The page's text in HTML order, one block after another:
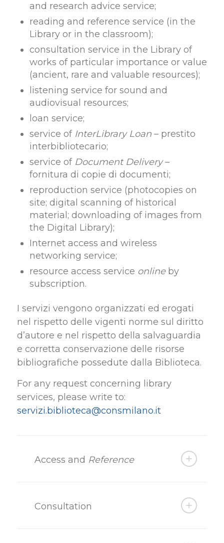
and research advice service;
reading and reference service (in the
Library or in the classroom);
consultation service in the Library of
works of particular importance or value
(ancient, rare and valuable resources);
listening service for sound and
audiovisual resources;
loan service;
service of InterLibrary Loan – prestito
interbibliotecario;
service of Document Delivery–
fornitura di copie di documenti;
reproduction service (photocopies on
site; digital scanning of historical
material; downloading of images from
the Digital Library);
Internet access and wireless
networking service;
resource access service online by
subscription.
I servizi vengono organizzati ed erogati
nel rispetto delle vigenti norme sul diritto
d’autore e nel rispetto della salvaguardia
e corretta conservazione delle risorse
bibliografiche possedute dalla Biblioteca.
For any request concerning library
services, please write to:
servizi.biblioteca@consmilano.it
Access and Reference
Consultation